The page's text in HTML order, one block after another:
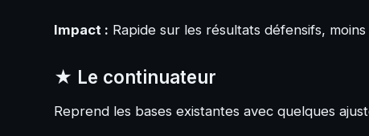
Impact : Rapide sur les résultats défensifs,
★ Le continuateur
Reprend les bases existantes avec quelques